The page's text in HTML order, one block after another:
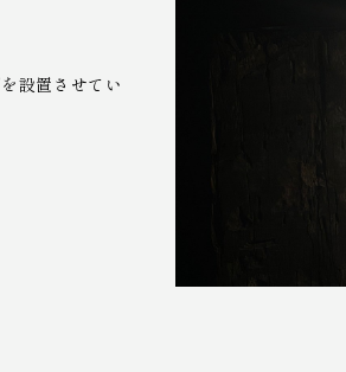
設置させてい